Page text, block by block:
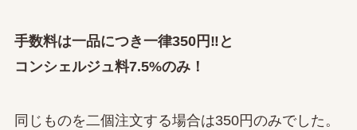
手数料は一品につき一律350円‼と
コンシェルジュ料7.5%のみ！
同じものを二個注文する場合は350円のみでした。